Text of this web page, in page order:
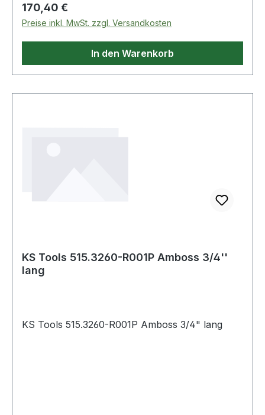
Regulärer Preis:
170,40 €
Preise inkl. MwSt. zzgl. Versandkosten
In den Warenkorb
KS Tools 515.3260-R001P Amboss 3/4''
lang
KS Tools 515.3260-R001P Amboss 3/4" lang